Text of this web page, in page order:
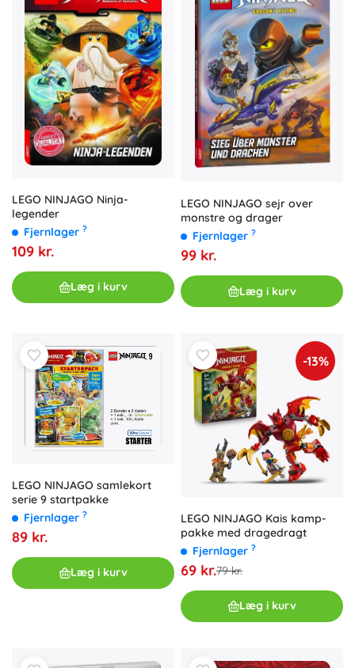
LEGO NINJAGO Ninja-
legender
Fjernlager ?
109 kr.
Læg i kurv
LEGO NINJAGO sejr over
monstre og drager
Fjernlager ?
99 kr.
Læg i kurv
LEGO NINJAGO samlekort
serie 9 startpakke
Fjernlager ?
89 kr.
Læg i kurv
-13%
LEGO NINJAGO Kais kamp-
pakke med dragedragt
Fjernlager ?
69 kr.79 kr.
Læg i kurv